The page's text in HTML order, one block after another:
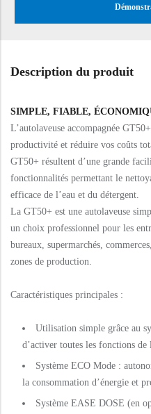
Description du produit
SIMPLE, FIABLE,
L’autolaveuse accompagnée
productivité et réduire vos coûts
GT50+ résultent d’une grande
fonctionnalités permettant le
efficace de l’eau et du détergent.
La GT50+ est une autolaveuse
un choix professionnel pour les
bureaux, supermarchés,
zones de production.
Caractéristiques principales :
Utilisation simple grâce au
d’activer toutes les fonctions de
Système ECO Mode :
la consommation d’énergie et
Système EASE DOSE (en